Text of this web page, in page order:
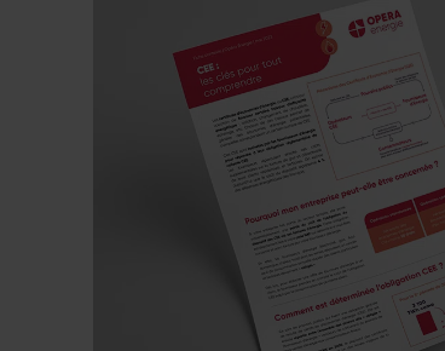
les newsletters qui vous intéressent